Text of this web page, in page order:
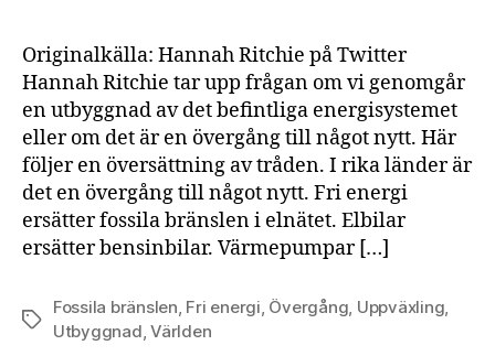
egentligen
i
energivärlden?
Originalkälla: Hannah Ritchie på Twitter
Hannah Ritchie tar upp frågan om vi genomgår
en utbyggnad av det befintliga energisystemet
eller om det är en övergång till något nytt. Här
följer en översättning av tråden. I rika länder är
det en övergång till något nytt. Fri energi
ersätter fossila bränslen i elnätet. Elbilar
ersätter bensinbilar. Värmepumpar […]
Etiketter
Fossila bränslen, Fri energi, Övergång, Uppväxling,
Utbyggnad,Världen